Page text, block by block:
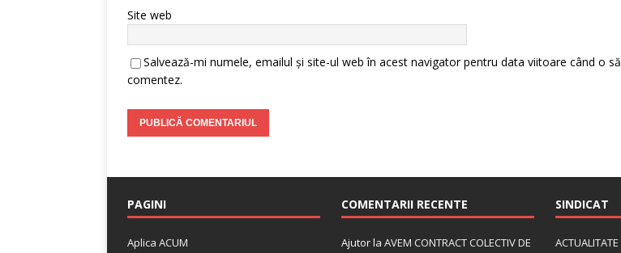
Site web
Salvează-mi numele, emailul și site-ul web în acest navigator pentru data viitoare când o să
comentez.
PAGINI
Aplica ACUM
COMENTARII RECENTE
Ajutorla AVEM CONTRACT COLECTIV DE
SINDICAT
ACTUALITATE